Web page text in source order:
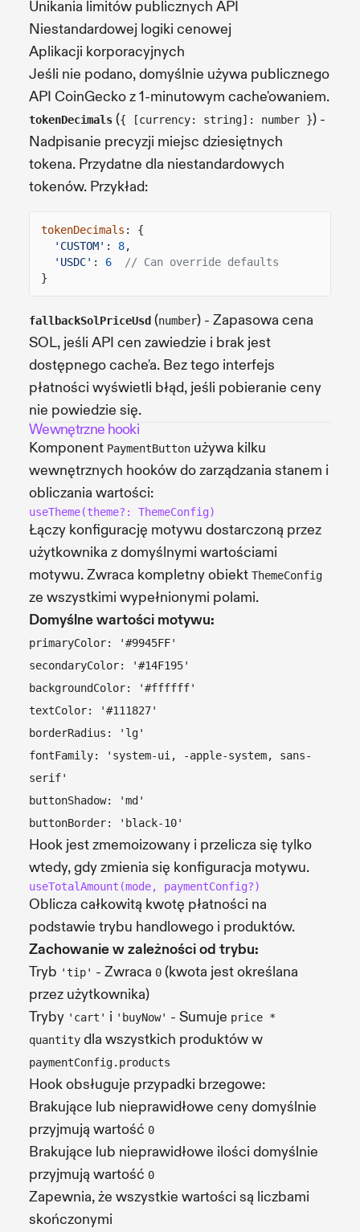
Unikania limitów publicznych API
Niestandardowej logiki cenowej
Aplikacji korporacyjnych
Jeśli nie podano, domyślnie używa publicznego
API CoinGecko z 1-minutowym cache'owaniem.
tokenDecimals ({ [currency: string]: number }) -
Nadpisanie precyzji miejsc dziesiętnych
tokena. Przydatne dla niestandardowych
tokenów. Przykład:
tokenDecimals : {
'CUSTOM' : 8,
'USDC' : 6
// Can override defaults
}
fallbackSolPriceUsd (number) - Zapasowa cena
SOL, jeśli API cen zawiedzie i brak jest
dostępnego cache'a. Bez tego interfejs
płatności wyświetli błąd, jeśli pobieranie ceny
nie powiedzie się.
Wewnętrzne hooki
Komponent PaymentButton używa kilku
wewnętrznych hooków do zarządzania stanem i
obliczania wartości:
useTheme(theme?: ThemeConfig)
Łączy konfigurację motywu dostarczoną przez
użytkownika z domyślnymi wartościami
motywu. Zwraca kompletny obiekt ThemeConfig
ze wszystkimi wypełnionymi polami.
Domyślne wartości motywu:
primaryColor: '#9945FF'
secondaryColor: '#14F195'
backgroundColor: '#ffffff'
textColor: '#111827'
borderRadius: 'lg'
fontFamily: 'system-ui, -apple-system, sans-
serif'
buttonShadow: 'md'
buttonBorder: 'black-10'
Hook jest zmemoizowany i przelicza się tylko
wtedy, gdy zmienia się konfiguracja motywu.
useTotalAmount(mode, paymentConfig?)
Oblicza całkowitą kwotę płatności na
podstawie trybu handlowego i produktów.
Zachowanie w zależności od trybu:
Tryb 'tip' - Zwraca 0 (kwota jest określana
przez użytkownika)
Tryby 'cart' i 'buyNow' - Sumuje price *
quantity dla wszystkich produktów w
paymentConfig.products
Hook obsługuje przypadki brzegowe:
Brakujące lub nieprawidłowe ceny domyślnie
przyjmują wartość 0
Brakujące lub nieprawidłowe ilości domyślnie
przyjmują wartość 0
Zapewnia, że wszystkie wartości są liczbami
skończonymi